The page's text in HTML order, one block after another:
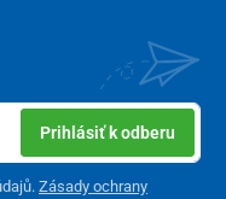
Prihlásiť k odberu
Zásady ochrany